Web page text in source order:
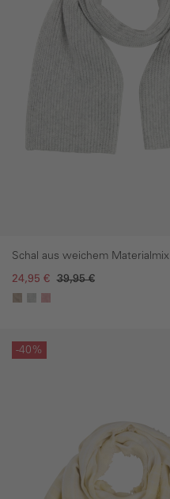
Schal aus weichem Materialmix
24,95 € 39,95 €
-40%